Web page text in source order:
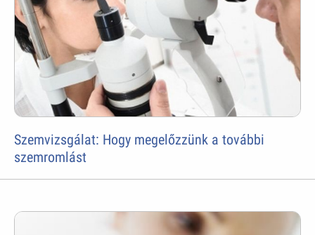
Szemvizsgálat: Hogy megelőzzünk a további
szemromlást